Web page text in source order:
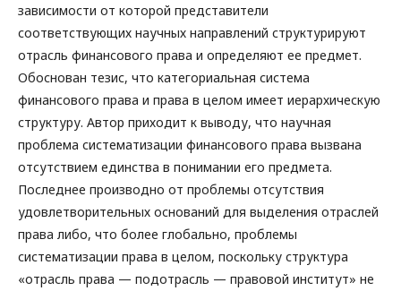
зависимости от которой представители
соответствующих научных направлений структурируют
отрасль финансового права и определяют ее предмет.
Обоснован тезис, что категориальная система
финансового права и права в целом имеет иерархическую
структуру. Автор приходит к выводу, что научная
проблема систематизации финансового права вызвана
отсутствием единства в понимании его предмета.
Последнее производно от проблемы отсутствия
удовлетворительных оснований для выделения отраслей
права либо, что более глобально, проблемы
систематизации права в целом, поскольку структура
«отрасль права — подотрасль — правовой институт» не